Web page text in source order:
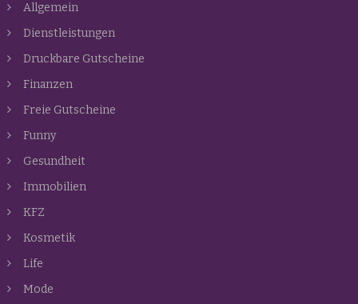
Allgemein
Dienstleistungen
Druckbare Gutscheine
Finanzen
Freie Gutscheine
Funny
Gesundheit
Immobilien
KFZ
Kosmetik
Life
Mode